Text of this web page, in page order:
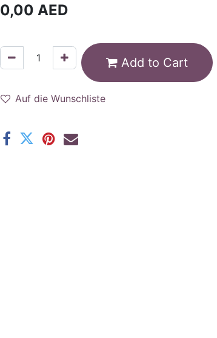
0,00 AED
Add to Cart
Auf die Wunschliste